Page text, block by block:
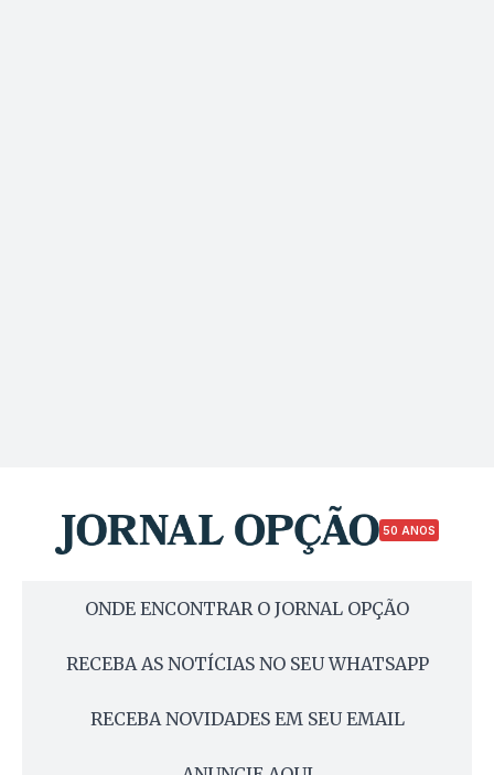
50 ANOS
ONDE ENCONTRAR O JORNAL OPÇÃO
RECEBA AS NOTÍCIAS NO SEU WHATSAPP
RECEBA NOVIDADES EM SEU EMAIL